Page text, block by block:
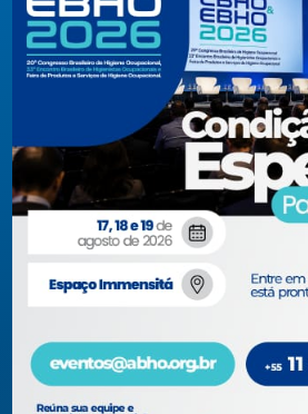
Criada em agosto de 1994,
com interesses relacionados à
tendo sido constituída para
higiene ocupacional e
ou coletivos dos higienistas.
Acompanhe-nos em nossas